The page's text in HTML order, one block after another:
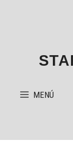
MENÚ